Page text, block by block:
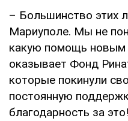
– Большинство этих
Мариуполе. Мы не
какую помощь новым
оказывает Фонд
которые покинули
постоянную
благодарность за